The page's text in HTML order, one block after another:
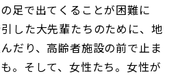
足で出てくることが困難に
した大先輩たちのために、地
だり、高齢者施設の前で止ま
。そして、女性たち。女性が